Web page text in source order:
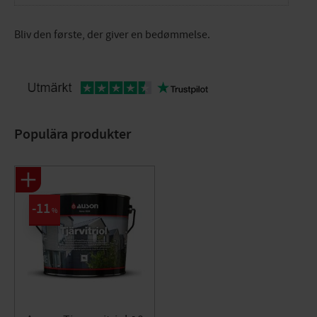
Bliv den første, der giver en bedømmelse.
Populära produkter
11 %